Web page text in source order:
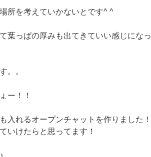
所を考えていかないとです^ ^
葉っぱの厚みも出てきていい感じになっ
。。
ー！！
入れるオープンチャットを作りました！
いけたらと思ってます！